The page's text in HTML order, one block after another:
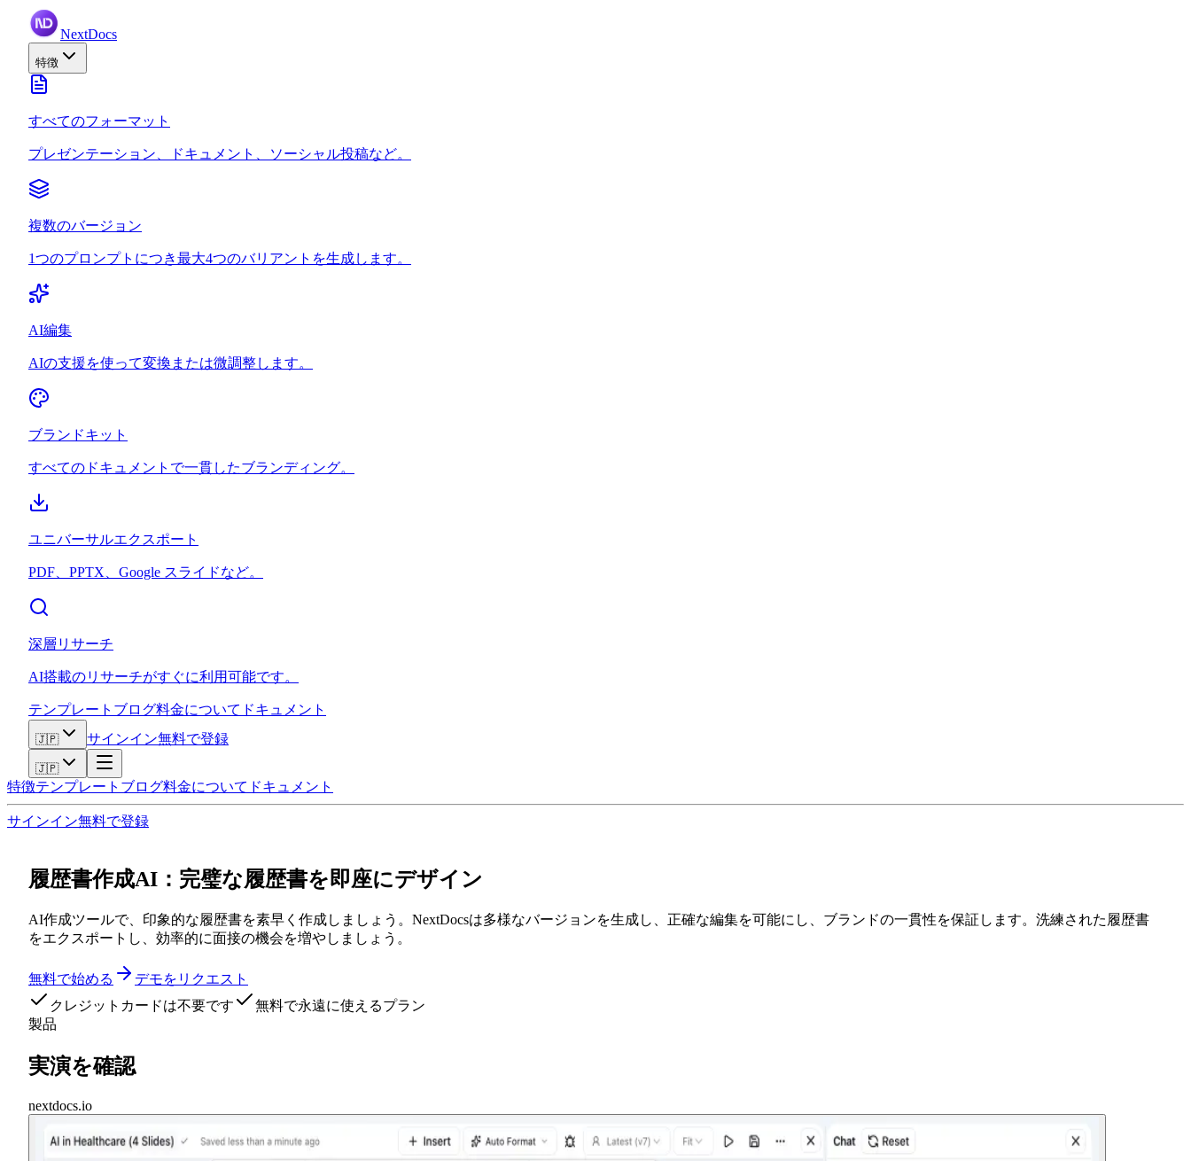
NextDocs
特徴
すべてのフォーマット
プレゼンテーション、ドキュメント、ソーシャル投稿など。
複数のバージョン
1つのプロンプトにつき最大4つのバリアントを生成します。
AI編集
AIの支援を使って変換または微調整します。
ブランドキット
すべてのドキュメントで一貫したブランディング。
ユニバーサルエクスポート
PDF、PPTX、Google スライドなど。
深層リサーチ
AI搭載のリサーチがすぐに利用可能です。
テンプレート ブログ料金について ドキュメント
🇯🇵 サインイン無料で登録
🇯🇵
特徴テンプレート ブログ料金について ドキュメント
サインイン無料で登録
履歴書作成AI：完璧な履歴書を即座にデザイン
AI作成ツールで、印象的な履歴書を素早く作成しましょう。NextDocsは多様なバージョンを生成し、正確な編集を可能にし、ブランドの一貫性を保証します。洗練された履歴書
をエクスポートし、効率的に面接の機会を増やしましょう。
無料で始める
デモをリクエスト
クレジットカードは不要です
無料で永遠に使えるプラン
製品
実演を確認
nextdocs.io